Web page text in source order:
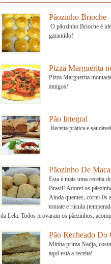
Pãozinho Brioche
O pãozinho Brioche é
garantido!
Pizza Marguerita
Pizza Marguerita
amigos!
Pão Integral
Receita prática e
Pãozinho De
Esta é mais uma receita
Brasil! Adorei os
Ainda quentes, cortei-0s
tomate e rúcula
da Lela. Todos provaram os pãezinhos,
Pão Recheado Do
Minha prima Nadja,
aqui está a receita!